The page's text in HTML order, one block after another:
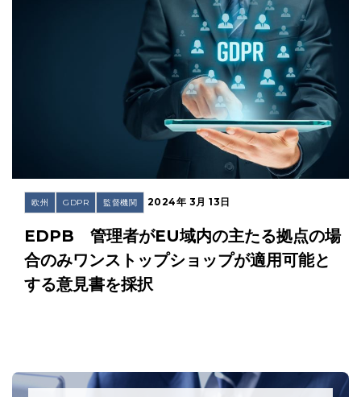
欧州 GDPR 監督機関 2024年 3月 13日
EDPB 管理者がEU域内の主たる拠点の場
合のみワンストップショップが適用可能と
する意見書を採択